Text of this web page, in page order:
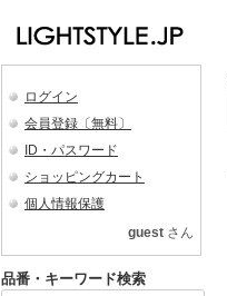
ログイン
会員登録〔無料〕
ID・パスワード
ショッピングカート
個人情報保護
guest さん
品番・キーワード検索